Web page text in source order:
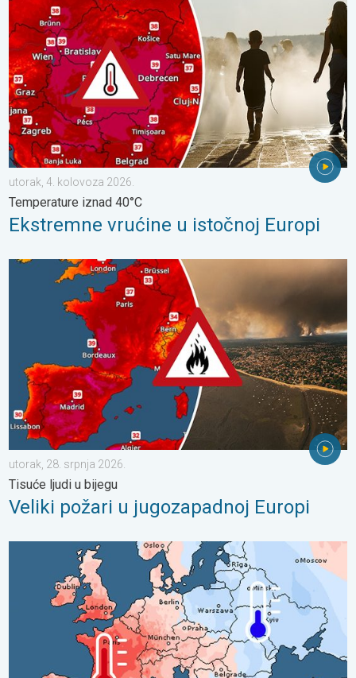
utorak, 4. kolovoza 2026.
Temperature iznad 40°C
Ekstremne vrućine u istočnoj Europi
Veliki požari u jugozapadnoj Europi. Tisuće ljudi u bijegu. . .
utorak, 28. srpnja 2026.
Tisuće ljudi u bijegu
Veliki požari u jugozapadnoj Europi
Oštri kontrasti u vremenu u srpnju. Razlike u Europi. . .